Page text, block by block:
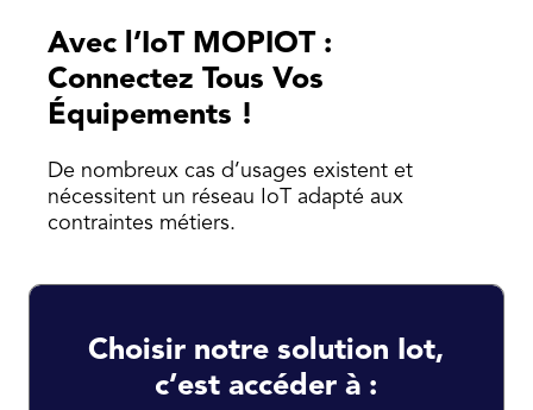
Avec l’IoT MOPIOT :
Connectez Tous Vos
Équipements !
De nombreux cas d’usages existent et
nécessitent un réseau IoT adapté aux
contraintes métiers.
Choisir notre solution Iot,
c’est accéder à :